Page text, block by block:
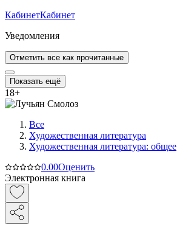
КабинетКабинет
Уведомления
Отметить все как прочитанные
Показать ещё
18+
Все
Художественная литература
Художественная литература: общее
0.00Оценить
Электронная книга